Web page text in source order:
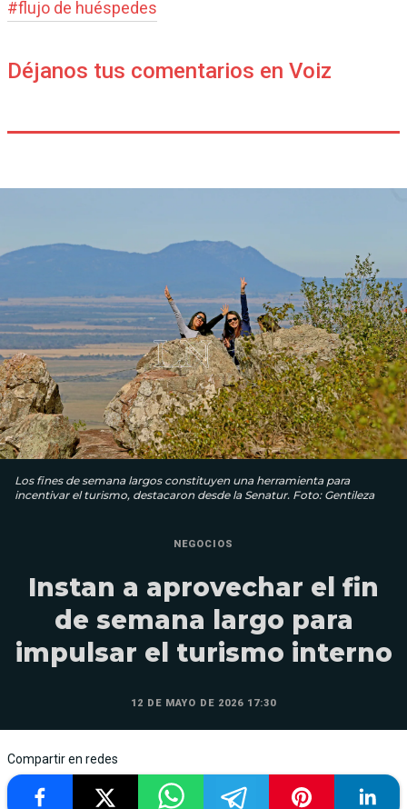
#flujo de huéspedes
Déjanos tus comentarios en Voiz
Los fines de semana largos constituyen una herramienta para
incentivar el turismo, destacaron desde la Senatur. Foto: Gentileza
NEGOCIOS
Instan a aprovechar el fin
de semana largo para
impulsar el turismo interno
12 DE MAYO DE 2026 17:30
Compartir en redes